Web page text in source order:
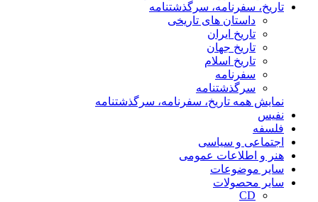
تاریخ، سفرنامه، سرگذشتنامه
داستان های تاریخی
تاریخ ایران
تاریخ جهان
تاریخ اسلام
سفرنامه
سرگذشتنامه
نمایش همه تاریخ، سفرنامه، سرگذشتنامه
نفیس
فلسفه
اجتماعی و سیاسی
هنر و اطلاعات عمومی
سایر موضوعات
سایر محصولات
CD